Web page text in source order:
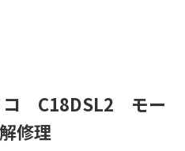
コ C18DSL2 モー
修理